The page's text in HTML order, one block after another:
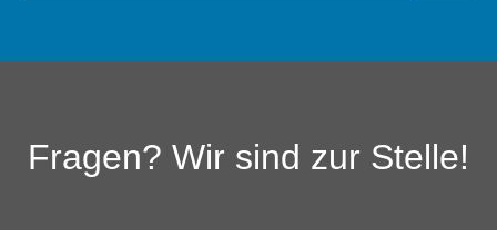
Fragen? Wir sind zur Stelle!